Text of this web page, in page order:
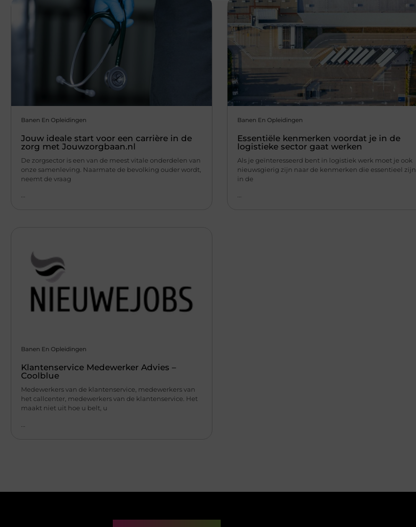
Banen En Opleidingen
Jouw ideale start voor een carrière in de
zorg met Jouwzorgbaan.nl
De zorgsector is een van de meest vitale onderdelen van
onze samenleving. Naarmate de bevolking ouder wordt,
neemt de vraag
...
Banen En Opleidingen
Essentiële kenmerken voordat je in de
logistieke sector gaat werken
Als je geïnteresseerd bent in logistiek werk moet je ook
nieuwsgierig zijn naar de kenmerken die essentieel zijn
in de
...
Banen En Opleidingen
Klantenservice Medewerker Advies –
Coolblue
Medewerkers van de klantenservice, medewerkers van
het callcenter, medewerkers van de klantenservice. Het
maakt niet uit hoe u belt, u